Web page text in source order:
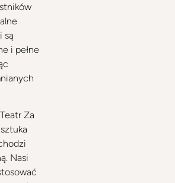
są
i pełne
Za
Nasi